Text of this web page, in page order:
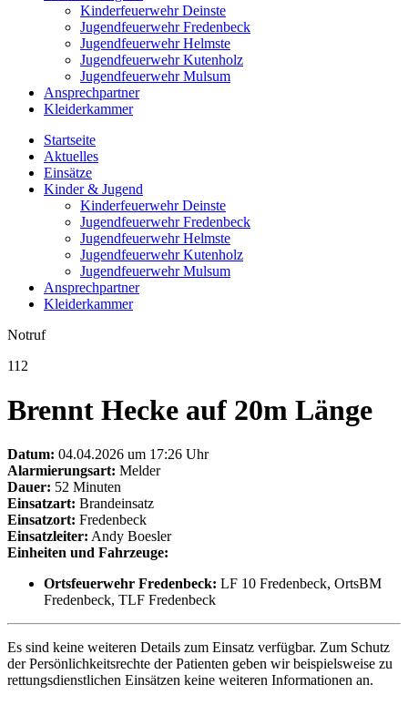
Kinderfeuerwehr Deinste
Jugendfeuerwehr Fredenbeck
Jugendfeuerwehr Helmste
Jugendfeuerwehr Kutenholz
Jugendfeuerwehr Mulsum
Ansprechpartner
Kleiderkammer
Startseite
Aktuelles
Einsätze
Kinder & Jugend
Kinderfeuerwehr Deinste
Jugendfeuerwehr Fredenbeck
Jugendfeuerwehr Helmste
Jugendfeuerwehr Kutenholz
Jugendfeuerwehr Mulsum
Ansprechpartner
Kleiderkammer
Notruf
112
Brennt Hecke auf 20m Länge
Datum: 04.04.2026 um 17:26 Uhr
Alarmierungsart: Melder
Dauer: 52 Minuten
Einsatzart: Brandeinsatz
Einsatzort: Fredenbeck
Einsatzleiter: Andy Boesler
Einheiten und Fahrzeuge:
Ortsfeuerwehr Fredenbeck: LF 10 Fredenbeck, OrtsBM
Fredenbeck, TLF Fredenbeck
Es sind keine weiteren Details zum Einsatz verfügbar. Zum Schutz
der Persönlichkeitsrechte der Patienten geben wir beispielsweise zu
rettungsdienstlichen Einsätzen keine weiteren Informationen an.